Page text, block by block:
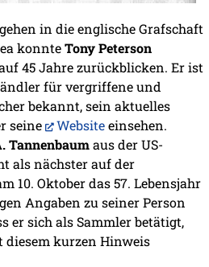
in die englische Grafschaft
konnteTony Peterson
45 Jahre zurückblicken. Er ist
für vergriffene und
bekannt, sein aktuelles
seine
Websiteeinsehen.
Tannenbaumaus der US-
als nächster auf der
10. Oktober das 57. Lebensjahr
Angaben zu seiner Person
er sich als Sammler betätigt,
diesem kurzen Hinweis